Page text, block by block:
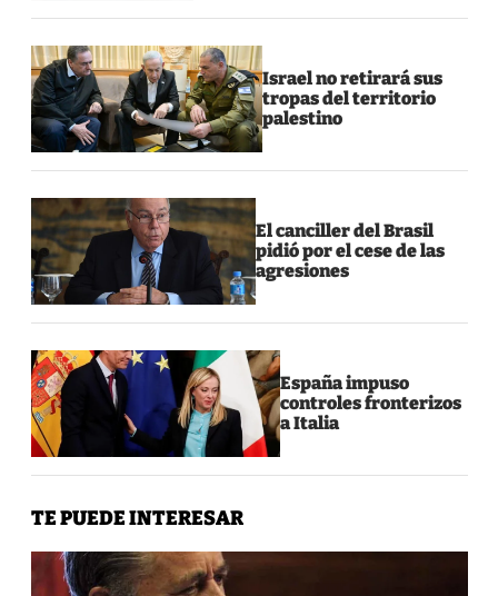
Israel no retirará sus
tropas del territorio
palestino
El canciller del Brasil
pidió por el cese de las
agresiones
España impuso
controles fronterizos
a Italia
TE PUEDE INTERESAR